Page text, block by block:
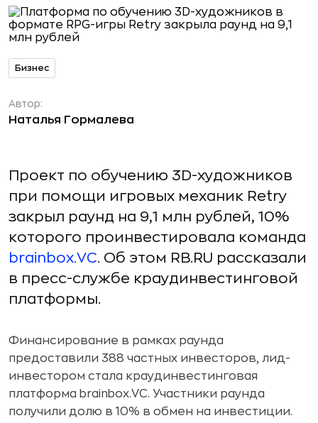
Бизнес
Автор:
Наталья Гормалева
Проект по обучению 3D-художников
при помощи игровых механик Retry
закрыл раунд на 9,1 млн рублей, 10%
которого проинвестировала команда
brainbox.VC. Об этом RB.RU рассказали
в пресс-службе краудинвестинговой
платформы.
Финансирование в рамках раунда
предоставили 388 частных инвесторов, лид-
инвестором стала краудинвестинговая
платформа brainbox.VC. Участники раунда
получили долю в 10% в обмен на инвестиции.